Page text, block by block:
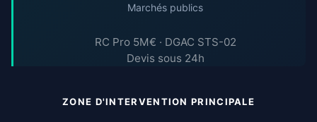
Marchés publics
RC Pro 5M€ · DGAC STS-02
Devis sous 24h
ZONE D'INTERVENTION PRINCIPALE